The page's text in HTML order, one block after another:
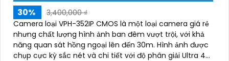
30%
3,400,000 ₫
Camera loại VPH-352IP CMOS là một loại camera giá rẻ
nhưng chất lượng hình ảnh ban đêm vượt trội, với khả
năng quan sát hồng ngoại lên đến 30m. Hình ảnh được
chụp cực kỳ sắc nét và chi tiết với độ phân giải Ultra 4k